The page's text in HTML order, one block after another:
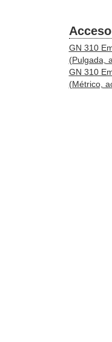
GN 310
(Pulgada,
GN 310
(Métrico,